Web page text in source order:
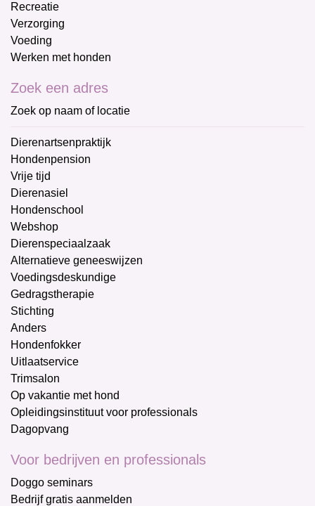
Recreatie
Verzorging
Voeding
Werken met honden
Zoek een adres
Zoek op naam of locatie
Dierenartsenpraktijk
Hondenpension
Vrije tijd
Dierenasiel
Hondenschool
Webshop
Dierenspeciaalzaak
Alternatieve geneeswijzen
Voedingsdeskundige
Gedragstherapie
Stichting
Anders
Hondenfokker
Uitlaatservice
Trimsalon
Op vakantie met hond
Opleidingsinstituut voor professionals
Dagopvang
Voor bedrijven en professionals
Doggo seminars
Bedrijf gratis aanmelden